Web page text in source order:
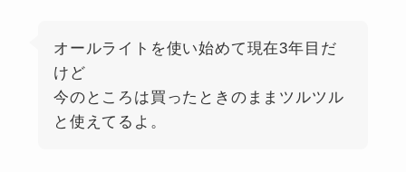
オールライトを使い始めて現在3年目だ
けど
今のところは買ったときのままツルツル
と使えてるよ。